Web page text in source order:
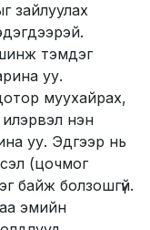
зайлуулах
тэмдэг
уу.
муухайрах,
илэрвэл нэн
уу. Эдгээр нь
(цочмог
байж болзошгүй.
эмийн